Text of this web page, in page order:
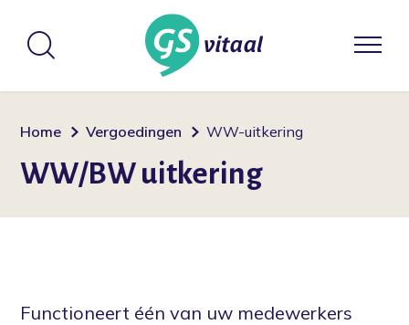
Home Vergoedingen WW-uitkering
WW/BW uitkering
Functioneert één van uw medewerkers